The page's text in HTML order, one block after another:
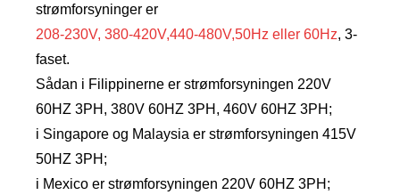
strømforsyninger er
208-230V, 380-420V,440-480V,50Hz eller 60Hz, 3-
faset.
Sådan i Filippinerne er strømforsyningen 220V
60HZ 3PH, 380V 60HZ 3PH, 460V 60HZ 3PH;
i Singapore og Malaysia er strømforsyningen 415V
50HZ 3PH;
i Mexico er strømforsyningen 220V 60HZ 3PH;